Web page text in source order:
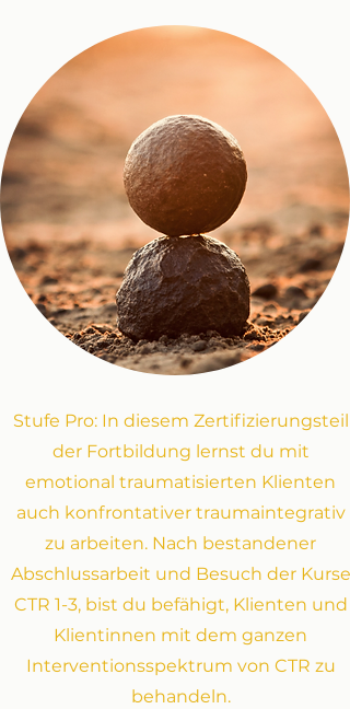
Stufe Pro: In diesem Zertifizierungsteil
der Fortbildung lernst du mit
emotional traumatisierten Klienten
auch konfrontativer traumaintegrativ
zu arbeiten. Nach bestandener
Abschlussarbeit und Besuch der Kurse
CTR 1-3, bist du befähigt, Klienten und
Klientinnen mit dem ganzen
Interventionsspektrum von CTR zu
behandeln.